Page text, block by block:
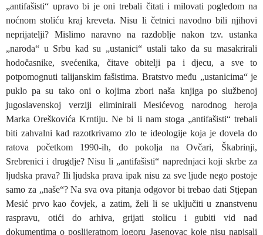
„antifašisti“ upravo bi je oni trebali čitati i milovati pogledom na
noćnom stoliću kraj kreveta. Nisu li četnici navodno bili njihovi
neprijatelji? Mislimo naravno na razdoblje nakon tzv. ustanka
„naroda“ u Srbu kad su „ustanici“ ustali tako da su masakrirali
hodočasnike, svećenika, čitave obitelji pa i djecu, a sve to
potpomognuti talijanskim fašistima. Bratstvo među „ustanicima“ je
puklo pa su tako oni o kojima zbori naša knjiga po službenoj
jugoslavenskoj verziji eliminirali Mesićevog narodnog heroja
Marka Oreškovića Krntiju. Ne bi li nam stoga „antifašisti“ trebali
biti zahvalni kad razotkrivamo zlo te ideologije koja je dovela do
ratova početkom 1990-ih, do pokolja na Ovčari, Škabrinji,
Srebrenici i drugdje? Nisu li „antifašisti“ naprednjaci koji skrbe za
ljudska prava? Ili ljudska prava ipak nisu za sve ljude nego postoje
samo za „naše“? Na sva ova pitanja odgovor bi trebao dati Stjepan
Mesić prvo kao čovjek, a zatim, želi li se uključiti u znanstvenu
raspravu, otići do arhiva, grijati stolicu i gubiti vid nad
dokumentima o poslijeratnom logoru Jasenovac koje nisu napisali